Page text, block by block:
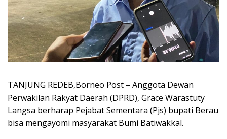
TANJUNG REDEB,Borneo Post – Anggota Dewan
Perwakilan Rakyat Daerah (DPRD), Grace Warastuty
Langsa berharap Pejabat Sementara (Pjs) bupati Berau
bisa mengayomi masyarakat Bumi Batiwakkal.